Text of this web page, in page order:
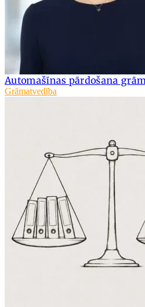
Automašīnas pārdošana
Grāmatvedība